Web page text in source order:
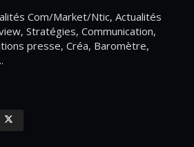
Com/Market/Ntic, Actualités
Stratégies, Communication,
presse, Créa, Baromètre,